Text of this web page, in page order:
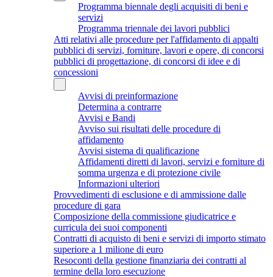
Programma biennale degli acquisiti di beni e
servizi
Programma triennale dei lavori pubblici
Atti relativi alle procedure per l'affidamento di appalti
pubblici di servizi, forniture, lavori e opere, di concorsi
pubblici di progettazione, di concorsi di idee e di
concessioni
Avvisi di preinformazione
Determina a contrarre
Avvisi e Bandi
Avviso sui risultati delle procedure di
affidamento
Avvisi sistema di qualificazione
Affidamenti diretti di lavori, servizi e forniture di
somma urgenza e di protezione civile
Informazioni ulteriori
Provvedimenti di esclusione e di ammissione dalle
procedure di gara
Composizione della commissione giudicatrice e
curricula dei suoi componenti
Contratti di acquisto di beni e servizi di importo stimato
superiore a 1 milione di euro
Resoconti della gestione finanziaria dei contratti al
termine della loro esecuzione